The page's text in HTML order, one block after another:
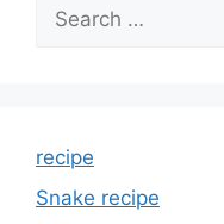
Search
for:
recipe
Snake recipe